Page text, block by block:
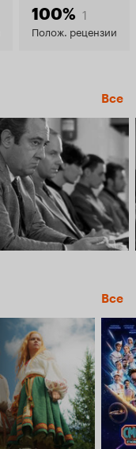
100% 1
Полож. рецензии
Все
Все